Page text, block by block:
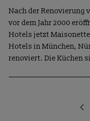
Nach der Renovierung
vor dem Jahr 2000
Hotels jetzt
Hotels in München,
renoviert. Die Küchen